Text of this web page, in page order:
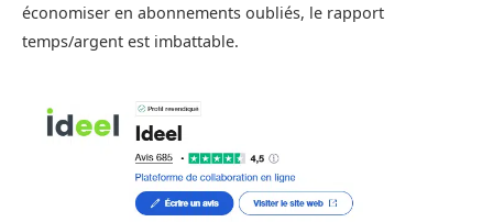
économiser en abonnements oubliés, le rapport
temps/argent est imbattable.